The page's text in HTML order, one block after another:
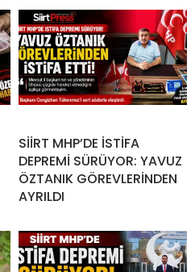
SİİRT MHP’DE İSTİFA
DEPREMİ SÜRÜYOR: YAVUZ
ÖZTANIK GÖREVLERİNDEN
AYRILDI